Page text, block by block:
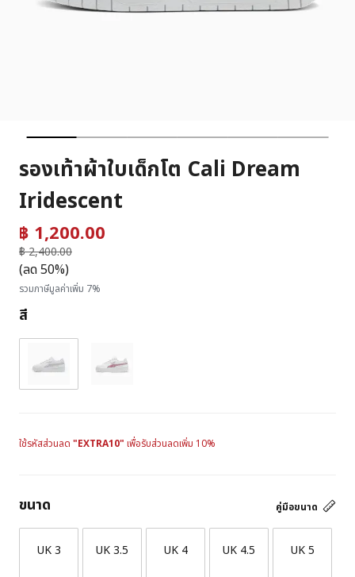
รองเท้าผ้าใบเด็กโต Cali Dream
Iridescent
฿ 1,200.00
฿ 2,400.00
ถึง
(ลด 50%)
รวมภาษีมูลค่าเพิ่ม 7%
สี
ใช้รหัสส่วนลด "EXTRA10" เพื่อรับส่วนลดเพิ่ม 10%
คู่มือขนาด
ขนาด
UK 3 UK 3.5 UK 4 UK 4.5 UK 5